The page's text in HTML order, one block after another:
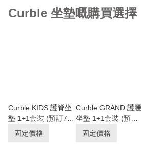
Curble 坐墊嘅購買選擇
Curble KIDS 護脊坐
墊 1+1套裝 (預訂7-
10日)
固定價格
Curble GRAND 護腰
坐墊 1+1套裝 (預訂
7-10日)
固定價格